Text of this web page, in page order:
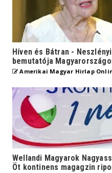
Híven és Bátran -
bemutatója
Amerikai Magyar Hirlap
Wellandi Magyarok
Öt kontinens magagzin